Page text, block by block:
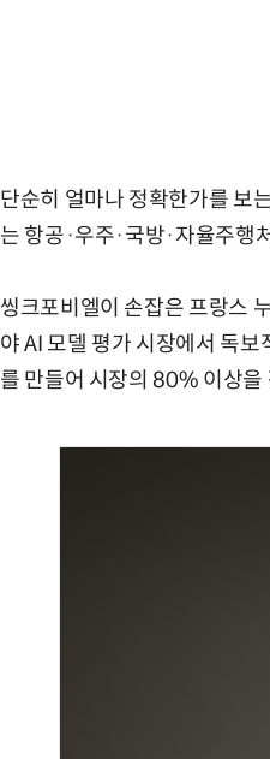
단순히 얼마나 정확한가를 보
는 항공·우주·국방·자율주행
씽크포비엘이 손잡은 프랑스
야 AI 모델 평가 시장에서 독
를 만들어 시장의 80% 이상을